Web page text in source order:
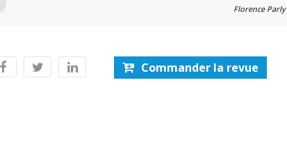
Florence Parly
Commander la revue